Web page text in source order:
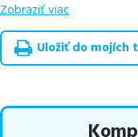
Z uvedeného množstva
náplnev počte4ks,
ktoré plne zachovávajú
overené náhrady v
Celá táto certifikovaná
zaručuje
Zobraziť viac
Uložiť do mojích